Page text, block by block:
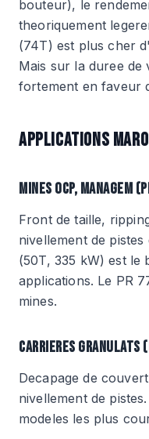
bouteur), le
theoriquement
(74T) est plus cher
Mais sur la duree de
fortement en faveur
APPLICATIONS
MINES OCP, MANAGEM
Front de taille,
nivellement de
(50T, 335 kW) est le
applications. Le PR
mines.
CARRIERES
Decapage de
nivellement de
modeles les plus